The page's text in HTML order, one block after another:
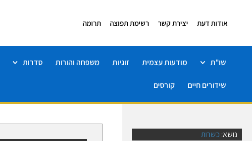
אודות דעת יצירת קשר רשימת תפוצה תרומה
שו"ת מודעות עצמית זוגיות משפחה והורות סדרות
שידורים חיים קורסים
נושא: כשרות